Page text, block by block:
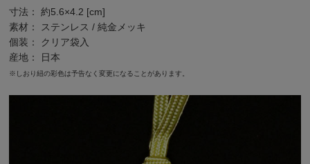
寸法： 約5.6×4.2 [cm]
素材： ステンレス / 純金メッキ
個装： クリア袋入
産地： 日本
※しおり紐の彩色は予告なく変更になることがあります。